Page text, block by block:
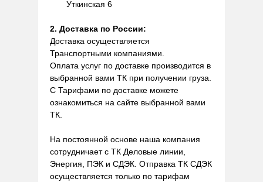
Уткинская 6
2. Доставка по России:
Доставка осуществляется
Транспортными компаниями.
Оплата услуг по доставке производится в
выбранной вами ТК при получении груза.
С Тарифами по доставке можете
ознакомиться на сайте выбранной вами
ТК.
На постоянной основе наша компания
сотрудничает с ТК Деловые линии,
Энергия, ПЭК и СДЭК. Отправка ТК СДЭК
осуществляется только по тарифам